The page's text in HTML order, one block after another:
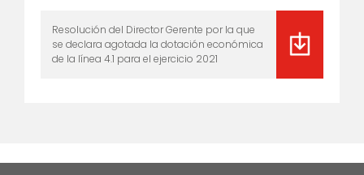
Resolución del Director Gerente por la que
se declara agotada la dotación económica
de la línea 4.1 para el ejercicio 2021